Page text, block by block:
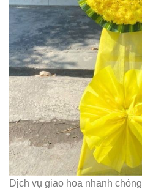
Dịch vụ giao hoa nhanh chóng